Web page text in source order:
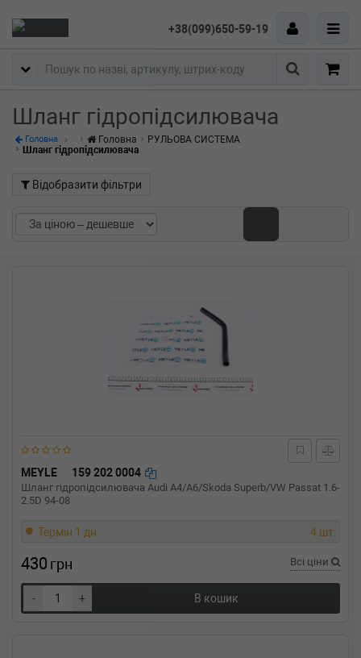
+38(099)650-59-19
Пошук
Шланг гідропідсилювача
Головна Головна
РУЛЬОВА СИСТЕМА
Шланг гідропідсилювача
Відобразити фільтри
MEYLE 159 202 0004
Шланг гідропідсилювача Audi A4/A6/Skoda Superb/VW Passat 1.6-
2.5D 94-08
Термін 1 дн. 4 шт.
430 грн Всі ціни
- + В кошик